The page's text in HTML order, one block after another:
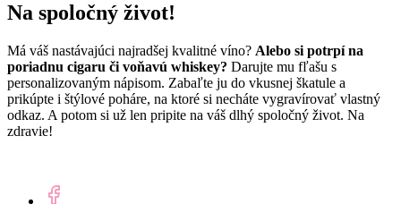
Na spoločný život!
Má váš nastávajúci najradšej kvalitné víno? Alebo si potrpí na
poriadnu cigaru či voňavú whiskey? Darujte mu fľašu s
personalizovaným nápisom. Zabaľte ju do vkusnej škatule a
prikúpte i štýlové poháre, na ktoré si necháte vygravírovať vlastný
odkaz. A potom si už len pripite na váš dlhý spoločný život. Na
zdravie!